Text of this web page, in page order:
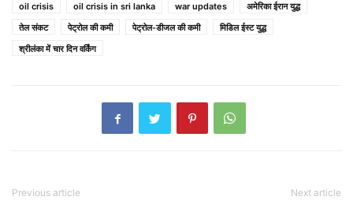
oil crisis
oil crisis in sri lanka war updates
अमेरिका ईरान युद्ध
तेल संकट
पेट्रोल की कमी पेट्रोल-डीजल की कमी
मिडिल ईस्ट युद्ध
श्रीलंका में चार दिन वर्किंग
Previous article Next article